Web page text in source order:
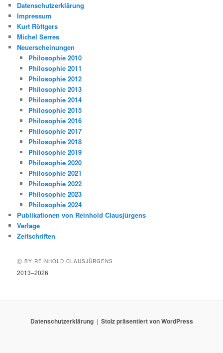
Datenschutzerklärung
Impressum
Kurt Röttgers
Michel Serres
Neuerscheinungen
Philosophie 2010
Philosophie 2011
Philosophie 2012
Philosophie 2013
Philosophie 2014
Philosophie 2015
Philosophie 2016
Philosophie 2017
Philosophie 2018
Philosophie 2019
Philosophie 2020
Philosophie 2021
Philosophie 2022
Philosophie 2023
Philosophie 2024
Publikationen von Reinhold Clausjürgens
Verlage
Zeitschriften
Ⓒ BY REINHOLD CLAUSJÜRGENS
2013–2026
Datenschutzerklärung Stolz präsentiert von WordPress